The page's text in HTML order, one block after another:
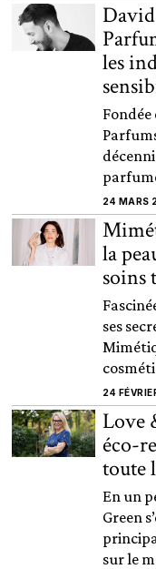
les
Fondée
24 MARS
la
soins
ses
24
Love
éco-
toute
En un
Green
sur le